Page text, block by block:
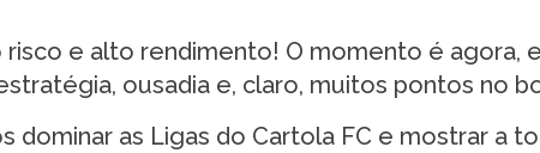
e alto rendimento! O momento é agora,
ousadia e, claro, muitos pontos no
dominar as Ligas do Cartola FC e mostrar a